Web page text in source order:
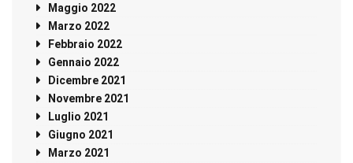
Maggio 2022
Marzo 2022
Febbraio 2022
Gennaio 2022
Dicembre 2021
Novembre 2021
Luglio 2021
Giugno 2021
Marzo 2021